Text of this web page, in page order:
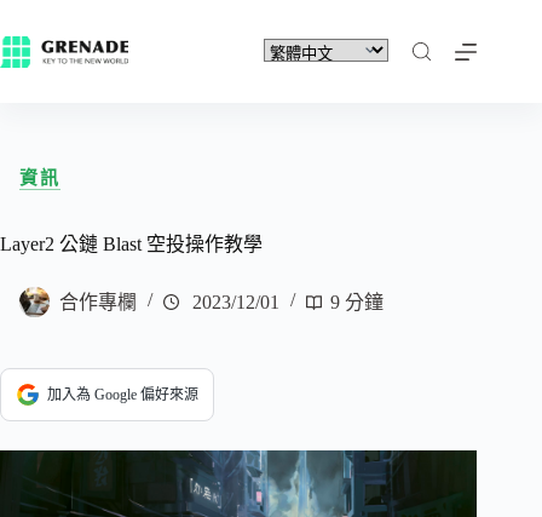
資訊
Layer2 公鏈 Blast 空投操作教學
合作專欄 2023/12/01 9 分鐘
加入為 Google 偏好來源